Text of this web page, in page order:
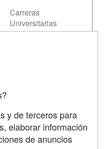
Carreras
Universitarias
y de terceros para
elaborar información
de anuncios